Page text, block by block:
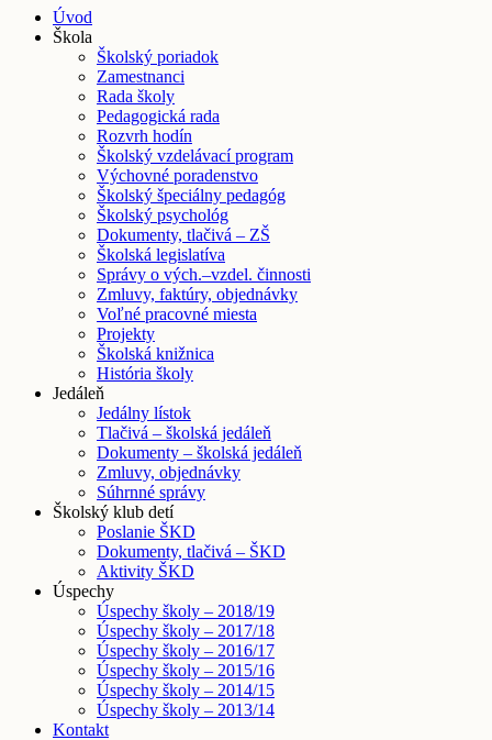
Úvod
Škola
Školský poriadok
Zamestnanci
Rada školy
Pedagogická rada
Rozvrh hodín
Školský vzdelávací program
Výchovné poradenstvo
Školský špeciálny pedagóg
Školský psychológ
Dokumenty, tlačivá – ZŠ
Školská legislatíva
Správy o vých.–vzdel. činnosti
Zmluvy, faktúry, objednávky
Voľné pracovné miesta
Projekty
Školská knižnica
História školy
Jedáleň
Jedálny lístok
Tlačivá – školská jedáleň
Dokumenty – školská jedáleň
Zmluvy, objednávky
Súhrnné správy
Školský klub detí
Poslanie ŠKD
Dokumenty, tlačivá – ŠKD
Aktivity ŠKD
Úspechy
Úspechy školy – 2018/19
Úspechy školy – 2017/18
Úspechy školy – 2016/17
Úspechy školy – 2015/16
Úspechy školy – 2014/15
Úspechy školy – 2013/14
Kontakt